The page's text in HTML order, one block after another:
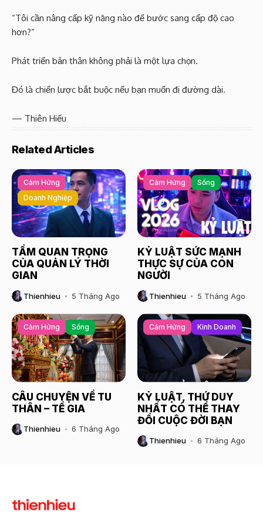
“Tôi cần nâng cấp kỹ năng nào để bước sang cấp độ cao
hơn?”
Phát triển bản thân không phải là một lựa chọn.
Đó là chiến lược bắt buộc nếu bạn muốn đi đường dài.
— Thiên Hiếu
Related Articles
Cảm Hứng
Doanh Nghiệp
TẦM QUAN TRỌNG
CỦA QUẢN LÝ THỜI
GIAN
Thienhieu 5 Tháng Ago
Cảm Hứng Sống
KỶ LUẬT SỨC MẠNH
THỰC SỰ CỦA CON
NGƯỜI
Thienhieu 5 Tháng Ago
Cảm Hứng Sống
CÂU CHUYỆN VỀ TU
THÂN – TỀ GIA
Thienhieu 6 Tháng Ago
Cảm Hứng Kinh Doanh
KỶ LUẬT, THỨ DUY
NHẤT CÓ THỂ THAY
ĐỔI CUỘC ĐỜI BẠN
Thienhieu 6 Tháng Ago